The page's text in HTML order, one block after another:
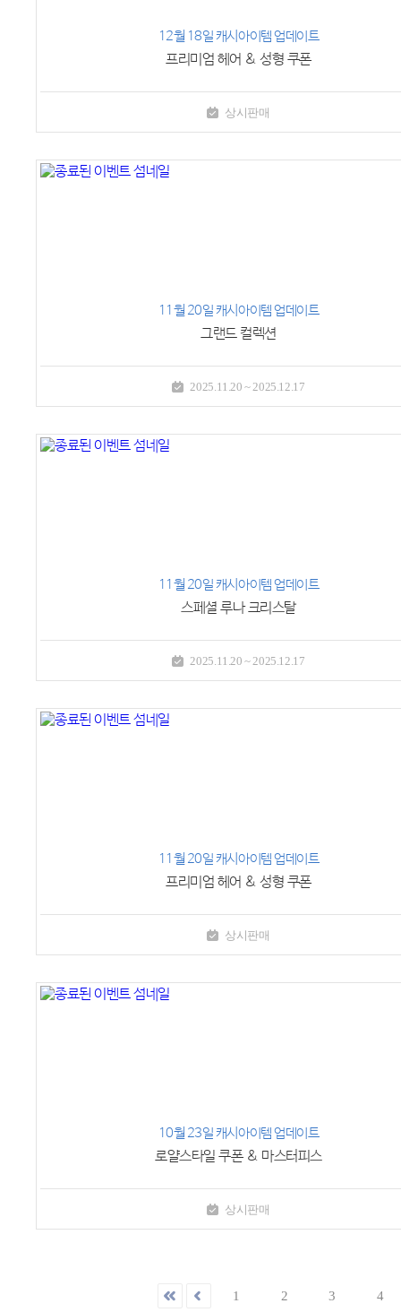
12월 18일 캐시아이템 업데이트
프리미엄 헤어 & 성형 쿠폰
상시판매
11월 20일 캐시아이템 업데이트
그랜드 컬렉션
2025.11.20 ~ 2025.12.17
11월 20일 캐시아이템 업데이트
스페셜 루나 크리스탈
2025.11.20 ~ 2025.12.17
11월 20일 캐시아이템 업데이트
프리미엄 헤어 & 성형 쿠폰
상시판매
10월 23일 캐시아이템 업데이트
로얄스타일 쿠폰 & 마스터피스
상시판매
1 2 3 4